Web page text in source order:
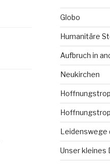
Globo
Humanitäre
Aufbruch in
Neukirchen
Leidenswege
Unser kleines